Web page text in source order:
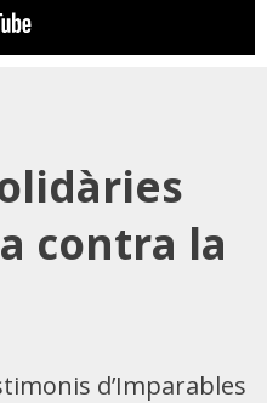
contra la
d’Imparables